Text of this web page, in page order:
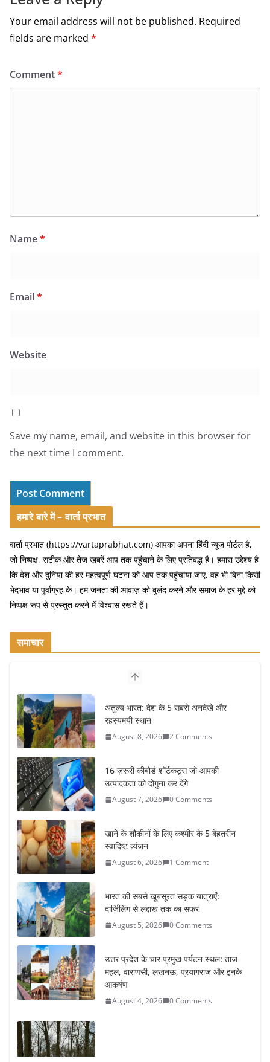
Your email address will not be published. Required
fields are marked *
Comment*
Name*
Email*
Website
Save my name, email, and website in this browser for
the next time I comment.
हमारे बारे में – वार्ता प्रभात
वार्ता प्रभात (https://vartaprabhat.com) आपका अपना हिंदी न्यूज़ पोर्टल है,
जो निष्पक्ष, सटीक और तेज़ खबरें आप तक पहुंचाने के लिए प्रतिबद्ध है। हमारा उद्देश्य है
कि देश और दुनिया की हर महत्वपूर्ण घटना को आप तक पहुंचाया जाए, वह भी बिना किसी
भेदभाव या पूर्वाग्रह के। हम जनता की आवाज़ को बुलंद करने और समाज के हर मुद्दे को
निष्पक्ष रूप से प्रस्तुत करने में विश्वास रखते हैं।
समाचार
अतुल्य भारत: देश के 5 सबसे अनदेखे और
रहस्यमयी स्थान
August 8, 2026 2 Comments
16 ज़रूरी कीबोर्ड शॉर्टकट्स जो आपकी
उत्पादकता को दोगुना कर देंगे
August 7, 2026 0 Comments
खाने के शौकीनों के लिए कश्मीर के 5 बेहतरीन
स्वादिष्ट व्यंजन
August 6, 2026 1 Comment
भारत की सबसे खूबसूरत सड़क यात्राएँ:
दार्जिलिंग से लद्दाख तक का सफर
August 5, 2026 0 Comments
उत्तर प्रदेश के चार प्रमुख पर्यटन स्थल: ताज
महल, वाराणसी, लखनऊ, प्रयागराज और इनके
आकर्षण
August 4, 2026 0 Comments